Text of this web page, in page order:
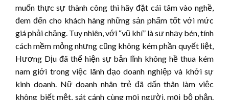
muốn thực sự thành công thì hãy đặt cái tâm vào nghề,
đem đến cho khách hàng những sản phẩm tốt với mức
giá phải chăng. Tuy nhiên, với “vũ khí” là sự nhạy bén, tính
cách mềm mỏng nhưng cũng không kém phần quyết liệt,
Hương Dịu đã thể hiện sự bản lĩnh không hề thua kém
nam giới trong việc lãnh đạo doanh nghiệp và khởi sự
kinh doanh. Nữ doanh nhân trẻ đã dấn thân làm việc
không biết mệt, sát cánh cùng mọi người, mọi bộ phận.